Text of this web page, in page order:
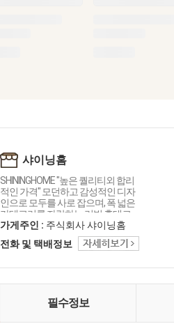
샤이닝홈
SHININGHOME "높은 퀄리티외 합리
적인 가격" 모던하고 감성적인 디자
인으로 모두를 사로 잡으며, 폭 넓은
카테고리를 자랑하는 리빙 홈데코
인테리어 샤이닝홈입니다.
가게주인 : 주식회사 샤이닝홈
전화 및 택배정보
필수정보